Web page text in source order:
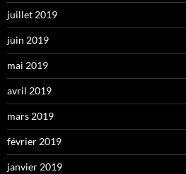
juillet 2019
juin 2019
mai 2019
avril 2019
mars 2019
février 2019
janvier 2019